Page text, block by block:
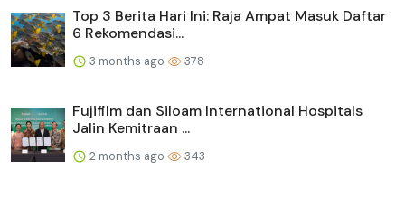
Top 3 Berita Hari Ini: Raja Ampat Masuk Daftar
6 Rekomendasi...
3 months ago 378
Fujifilm dan Siloam International Hospitals
Jalin Kemitraan ...
2 months ago 343